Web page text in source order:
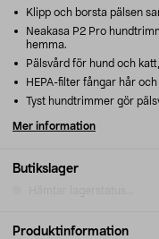
Butikslager
Klipp och borsta pälsen
Neakasa P2 Pro
hemma.
Pälsvård för hund och
HEPA-filter fångar hår
Tyst hundtrimmer gör
Mer information
Produktinformation